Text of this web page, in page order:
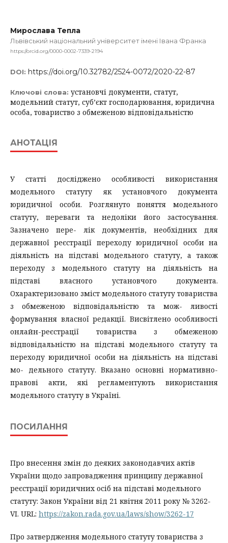
Мирослава Тепла
Львівський національний університет імені Івана Франка
https://orcid.org/0000-0002-7339-2194
DOI: https://doi.org/10.32782/2524-0072/2020-22-87
Ключові слова: установчі документи, статут,
модельний статут, суб’єкт господарювання, юридична
особа, товариство з обмеженою відповідальністю
АНОТАЦІЯ
У статті досліджено особливості використання
модельного статуту як установчого документа
юридичної особи. Розглянуто поняття модельного
статуту, переваги та недоліки його застосування.
Зазначено пере- лік документів, необхідних для
державної реєстрації переходу юридичної особи на
діяльність на підставі модельного статуту, а також
переходу з модельного статуту на діяльність на
підставі власного установчого документа.
Охарактеризовано зміст модельного статуту товариства
з обмеженою відповідальністю та мож- ливості
формування власної редакції. Висвітлено особливості
онлайн-реєстрації товариства з обмеженою
відповідальністю на підставі модельного статуту та
переходу юридичної особи на діяльність на підставі
мо- дельного статуту. Вказано основні нормативно-
правові акти, які регламентують використання
модельного статуту в Україні.
ПОСИЛАННЯ
Про внесення змін до деяких законодавчих актів
України щодо запровадження принципу державної
реєстрації юридичних осіб на підставі модельного
статуту: Закон України від 21 квітня 2011 року № 3262-
VI. URL: https://zakon.rada.gov.ua/laws/show/3262-17
Про затвердження модельного статуту товариства з